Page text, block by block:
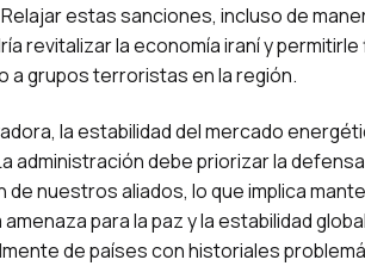
estas sanciones, incluso de
revitalizar la economía iraní y
a grupos terroristas en la región.
la estabilidad del mercado
administración debe priorizar la
nuestros aliados, lo que implica
para la paz y la estabilidad
de países con historiales